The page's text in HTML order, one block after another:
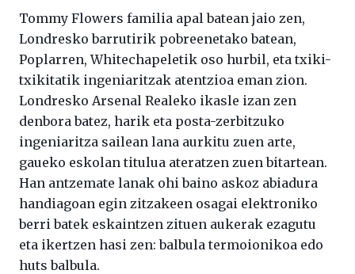
Tommy Flowers familia apal batean jaio zen,
Londresko barrutirik pobreenetako batean,
Poplarren, Whitechapeletik oso hurbil, eta txiki-
txikitatik ingeniaritzak atentzioa eman zion.
Londresko Arsenal Realeko ikasle izan zen
denbora batez, harik eta posta-zerbitzuko
ingeniaritza sailean lana aurkitu zuen arte,
gaueko eskolan titulua ateratzen zuen bitartean.
Han antzemate lanak ohi baino askoz abiadura
handiagoan egin zitzakeen osagai elektroniko
berri batek eskaintzen zituen aukerak ezagutu
eta ikertzen hasi zen: balbula termoionikoa edo
huts balbula.